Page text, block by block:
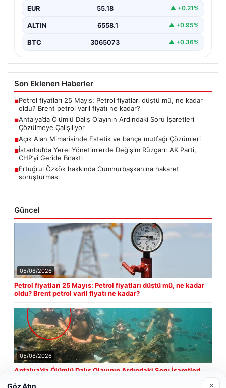
EUR 55.18 ▲ +0.21%
ALTIN 6558.1 ▲ +0.95%
BTC 3065073 ▲ +0.36%
Son Eklenen Haberler
■Petrol fiyatları 25 Mayıs: Petrol fiyatları düştü mü, ne kadar
oldu? Brent petrol varil fiyatı ne kadar?
■Antalya’da Ölümlü Dalış Olayının Ardındaki Soru İşaretleri
Çözülmeye Çalışılıyor
■Açık Alan Mimarisinde Estetik ve bahçe mutfağı Çözümleri
■İstanbul’da Yerel Yönetimlerde Değişim Rüzgarı: AK Parti,
CHP’yi Geride Bıraktı
■Ertuğrul Özkök hakkında Cumhurbaşkanına hakaret
soruşturması
Güncel
05/08/2026
Petrol fiyatları 25 Mayıs: Petrol fiyatları düştü mü, ne kadar
oldu? Brent petrol varil fiyatı ne kadar?
05/08/2026
Antalya’da Ölümlü Dalış Olayının Ardındaki Soru İşaretleri
Göz Atın ×